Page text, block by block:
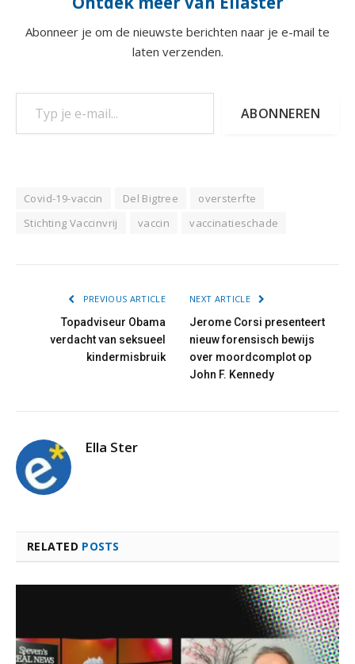
Abonneer je om de nieuwste berichten naar je e-mail te
laten verzenden.
Typ je e-mail...
ABONNEREN
Covid-19-vaccin Del Bigtree
oversterfte
Stichting Vaccinvrij
vaccin vaccinatieschade
PREVIOUS ARTICLE
Topadviseur Obama
verdacht van seksueel
kindermisbruik
NEXT ARTICLE
Jerome Corsi presenteert
nieuw forensisch bewijs
over moordcomplot op
John F. Kennedy
Ella Ster
RELATED POSTS